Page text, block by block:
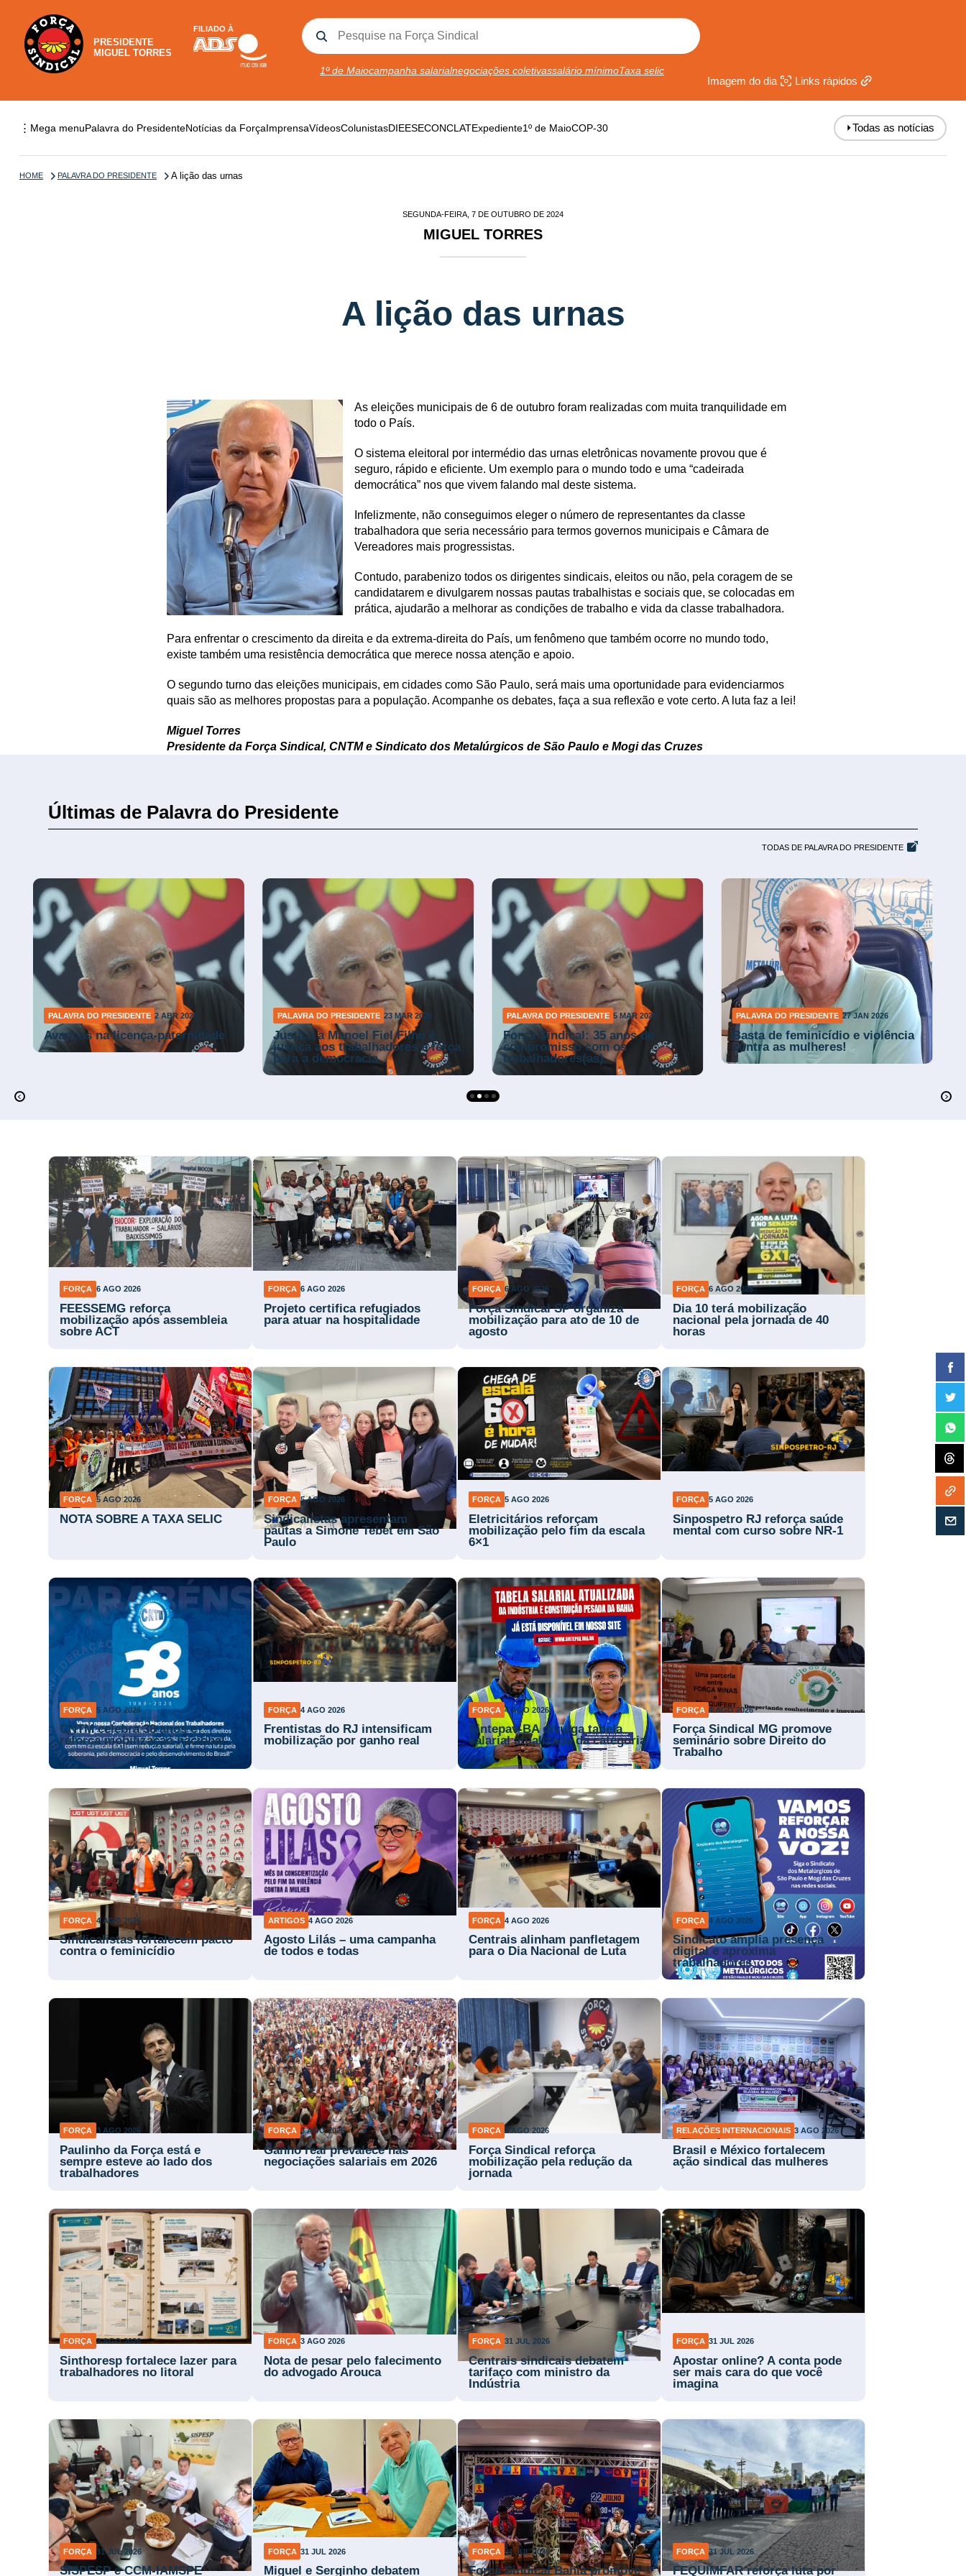
PRESIDENTE
MIGUEL TORRES
FILIADO À
1º de Maiocampanha salarialnegociações coletivassalário mínimoTaxa selic
Imagem do dia Links rápidos
⋮ Mega menuPalavra do PresidenteNotícias da ForçaImprensaVídeosColunistasDIEESECONCLATExpediente1º de MaioCOP-30 ⏵Todas as notícias
HOME PALAVRA DO PRESIDENTE A lição das urnas
SEGUNDA-FEIRA, 7 DE OUTUBRO DE 2024
MIGUEL TORRES
A lição das urnas
As eleições municipais de 6 de outubro foram realizadas com muita tranquilidade em
todo o País.
O sistema eleitoral por intermédio das urnas eletrônicas novamente provou que é
seguro, rápido e eficiente. Um exemplo para o mundo todo e uma “cadeirada
democrática” nos que vivem falando mal deste sistema.
Infelizmente, não conseguimos eleger o número de representantes da classe
trabalhadora que seria necessário para termos governos municipais e Câmara de
Vereadores mais progressistas.
Contudo, parabenizo todos os dirigentes sindicais, eleitos ou não, pela coragem de se
candidatarem e divulgarem nossas pautas trabalhistas e sociais que, se colocadas em
prática, ajudarão a melhorar as condições de trabalho e vida da classe trabalhadora.
Para enfrentar o crescimento da direita e da extrema-direita do País, um fenômeno que também ocorre no mundo todo,
existe também uma resistência democrática que merece nossa atenção e apoio.
O segundo turno das eleições municipais, em cidades como São Paulo, será mais uma oportunidade para evidenciarmos
quais são as melhores propostas para a população. Acompanhe os debates, faça a sua reflexão e vote certo. A luta faz a lei!
Miguel Torres
Presidente da Força Sindical, CNTM e Sindicato dos Metalúrgicos de São Paulo e Mogi das Cruzes
Últimas de Palavra do Presidente
TODAS DE PALAVRA DO PRESIDENTE
PALAVRA DO PRESIDENTE 2 ABR 2026
Avanços na licença-paternidade
PALAVRA DO PRESIDENTE 23 MAR 2026
Justiça a Manoel Fiel Filho é
justiça aos trabalhadores e força
para a democracia
PALAVRA DO PRESIDENTE 5 MAR 2026
Força Sindical: 35 anos de
compromisso com os
trabalhadores(as)
PALAVRA DO PRESIDENTE 27 JAN 2026
Basta de feminicídio e violência
contra as mulheres!
FORÇA 6 AGO 2026
FEESSEMG reforça
mobilização após assembleia
sobre ACT
FORÇA 6 AGO 2026
Projeto certifica refugiados
para atuar na hospitalidade
FORÇA 6 AGO 2026
Força Sindical SP organiza
mobilização para ato de 10 de
agosto
FORÇA 6 AGO 2026
Dia 10 terá mobilização
nacional pela jornada de 40
horas
FORÇA 5 AGO 2026
NOTA SOBRE A TAXA SELIC
FORÇA 5 AGO 2026
Sindicalistas apresentam
pautas a Simone Tebet em São
Paulo
FORÇA 5 AGO 2026
Eletricitários reforçam
mobilização pelo fim da escala
6×1
FORÇA 5 AGO 2026
Sinpospetro RJ reforça saúde
mental com curso sobre NR-1
FORÇA 5 AGO 2026
CNTM celebra 38 anos e
reforça mobilização nacional
FORÇA 4 AGO 2026
Frentistas do RJ intensificam
mobilização por ganho real
FORÇA 4 AGO 2026
Sintepav-BA divulga tabela
salarial atualizada da categoria
FORÇA 4 AGO 2026
Força Sindical MG promove
seminário sobre Direito do
Trabalho
FORÇA 4 AGO 2026
Sindicalistas fortalecem pacto
contra o feminicídio
ARTIGOS 4 AGO 2026
Agosto Lilás – uma campanha
de todos e todas
FORÇA 4 AGO 2026
Centrais alinham panfletagem
para o Dia Nacional de Luta
FORÇA 4 AGO 2026
Sindicato amplia presença
digital e aproxima
trabalhadores
FORÇA 3 AGO 2026
Paulinho da Força está e
sempre esteve ao lado dos
trabalhadores
FORÇA 3 AGO 2026
Ganho real prevalece nas
negociações salariais em 2026
FORÇA 3 AGO 2026
Força Sindical reforça
mobilização pela redução da
jornada
RELAÇÕES INTERNACIONAIS 3 AGO 2026
Brasil e México fortalecem
ação sindical das mulheres
FORÇA 3 AGO 2026
Sinthoresp fortalece lazer para
trabalhadores no litoral
FORÇA 3 AGO 2026
Nota de pesar pelo falecimento
do advogado Arouca
FORÇA 31 JUL 2026
Centrais sindicais debatem
tarifaço com ministro da
Indústria
FORÇA 31 JUL 2026
Apostar online? A conta pode
ser mais cara do que você
imagina
FORÇA 31 JUL 2026
SISPESP e CCM-IAMSPE
FORÇA 31 JUL 2026
Miguel e Serginho debatem
FORÇA 31 JUL 2026
Força Sindical Bahia promove
FORÇA 31 JUL 2026
FEQUIMFAR reforça luta por